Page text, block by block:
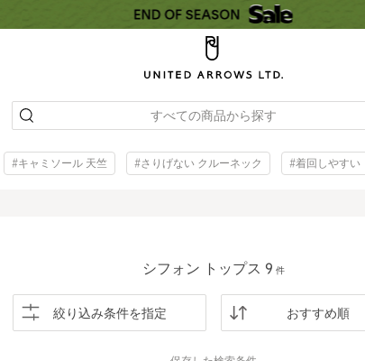
すべての商品から探す
#キャミソール 天竺 #さりげない クルーネック #着回しやすい
シフォン トップス 9 件
絞り込み条件を指定 おすすめ順